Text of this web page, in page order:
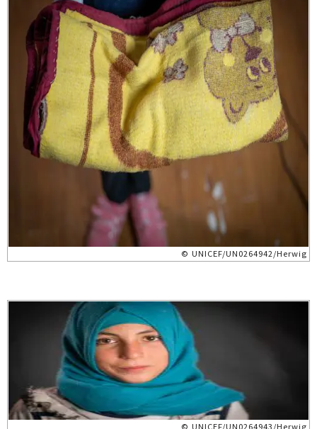
© UNICEF/UN0264942/Herwig
© UNICEF/UN0264943/Herwig